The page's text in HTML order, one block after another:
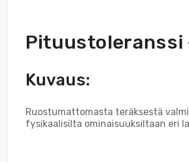
Pituustoleranssi
Kuvaus:
Ruostumattomasta teräksestä
fysikaalisilta ominaisuuksiltaan eri